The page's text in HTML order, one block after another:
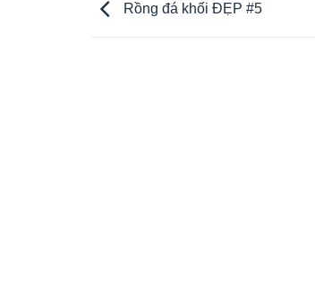
Rồng đá khối ĐẸP #5